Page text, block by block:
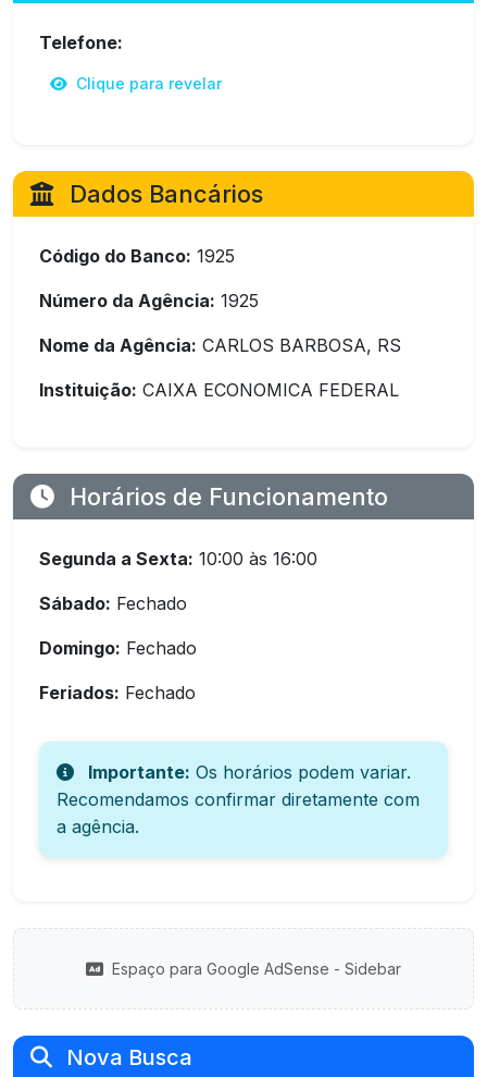
Telefone:
Clique para revelar
Dados Bancários
Código do Banco: 1925
Número da Agência: 1925
Nome da Agência: CARLOS BARBOSA, RS
Instituição: CAIXA ECONOMICA FEDERAL
Horários de Funcionamento
Segunda a Sexta: 10:00 às 16:00
Sábado: Fechado
Domingo: Fechado
Feriados: Fechado
Importante: Os horários podem variar.
Recomendamos confirmar diretamente com
a agência.
Espaço para Google AdSense - Sidebar
Nova Busca